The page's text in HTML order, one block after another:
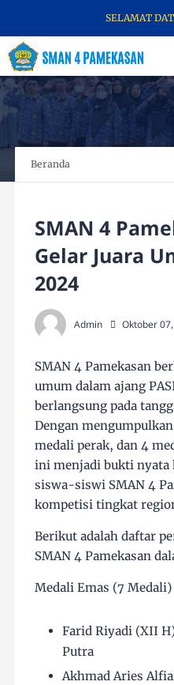
SELAMAT
Beranda
SMAN 4
Gelar Juara
2024
Admin Oktober
SMAN 4 Pamekasan
umum dalam ajang
berlangsung pada
Dengan
medali perak, dan 4
ini menjadi bukti nyata
siswa-siswi SMAN 4
kompetisi tingkat
Berikut adalah daftar
SMAN 4 Pamekasan
Medali Emas (7 Medali)
Farid Riyadi (XII
Putra
Akhmad Aries